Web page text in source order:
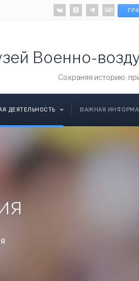
.
Военно-
Cохраняя историю,
ДЕЯТЕЛЬНОСТЬ ВАЖНАЯ